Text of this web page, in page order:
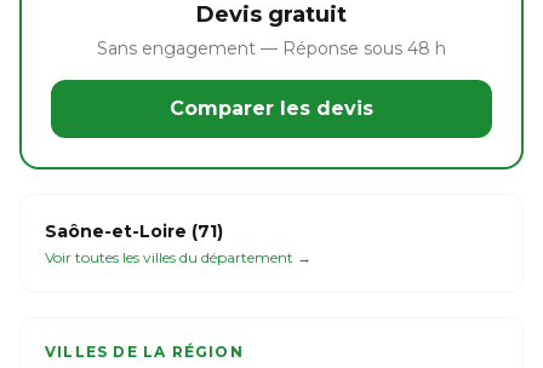
Devis gratuit
Sans engagement — Réponse sous 48 h
Comparer les devis
Saône-et-Loire (71)
Voir toutes les villes du département →
VILLES DE LA RÉGION